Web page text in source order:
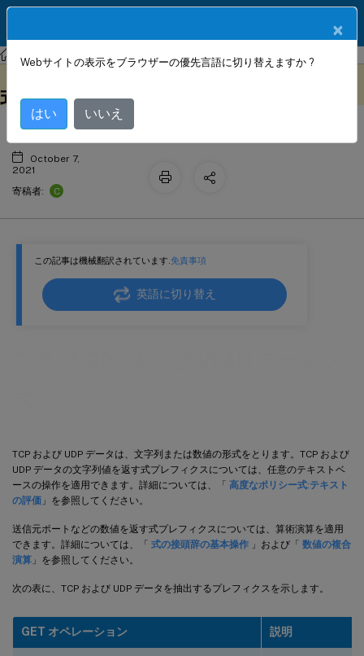
NetScaler NetScaler ADC 13.0 AppExpert
この記事は機械翻訳されています.免責事項
英語に切り替え
TCP および UDP データは、文字列または数値の形式をとります。TCP および
UDP データの文字列値を返す式プレフィクスについては、任意のテキストベ
ースの操作を適用できます。詳細については、「 高度なポリシー式:テキスト
の評価 」を参照してください。
送信元ポートなどの数値を返す式プレフィクスについては、算術演算を適用
できます。詳細については、「 式の接頭辞の基本操作 」および「 数値の複合
演算 」を参照してください。
次の表に、TCP および UDP データを抽出するプレフィクスを示します。
GET オペレーション 説明
TCP、UDP、および VLAN データの
式
October 7,
2021
寄稿者:
C
×
Webサイトの表示をブラウザーの優先言語に切り替えますか ?
はい いいえ